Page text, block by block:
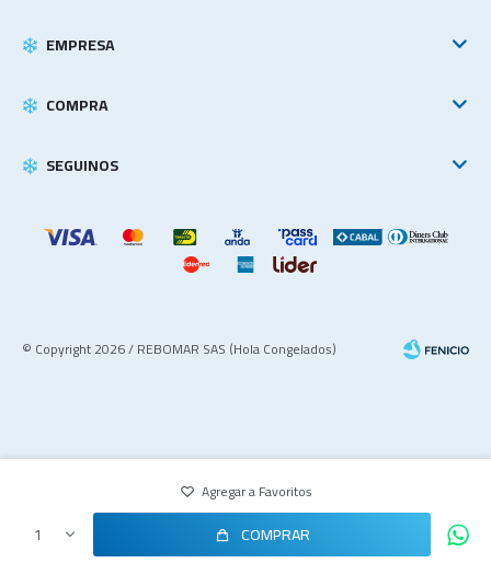
1 COMPRAR
EMPRESA
COMPRA
SEGUINOS
© Copyright 2026 / REBOMAR SAS (Hola Congelados)